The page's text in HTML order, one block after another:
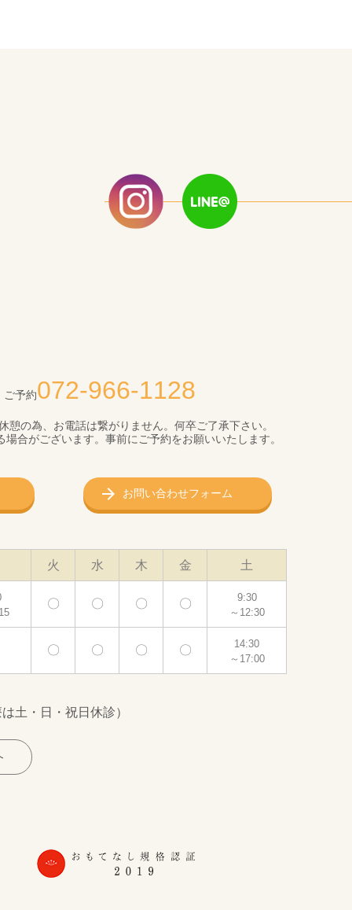
ご予約072-966-1128
の為、お電話は繋がりません。何卒ご了承下さい。
合がございます。事前にご予約をお願いいたします。
お問い合わせフォーム
火 水 木 金 土
〇 〇 〇 〇
9:30
～12:30
〇 〇 〇 〇
14:30
～17:00
土・日・祝日休診）